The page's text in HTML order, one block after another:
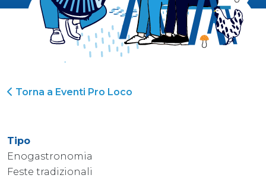
Torna a Eventi Pro Loco
Tipo
Enogastronomia
Feste tradizionali